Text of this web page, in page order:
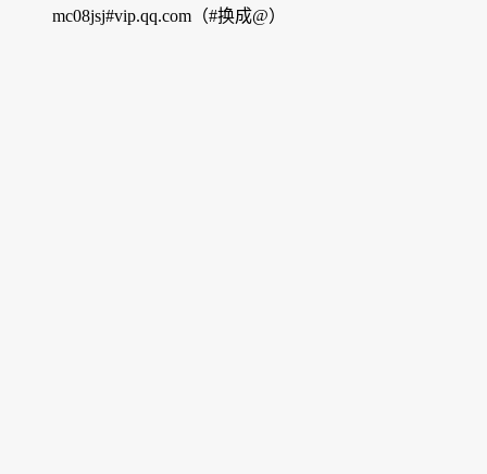
mc08jsj#vip.qq.com（#换成@）